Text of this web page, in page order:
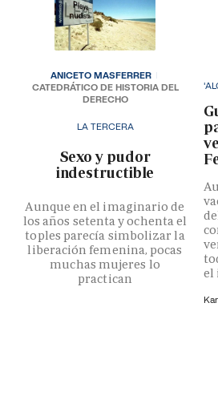
LA TERCERA
­Sexo y pudor
indestructible
Aunque en el imaginario de
los años setenta y ochenta el
toples parecía simbolizar la
liberación femenina, pocas
muchas mujeres lo
practican
ANICETO MASFERRER
CATEDRÁTICO DE HISTORIA DEL
DERECHO
el